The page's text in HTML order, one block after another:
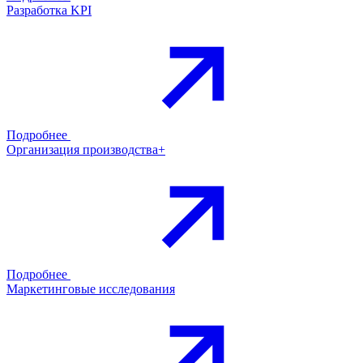
Разработка KPI
Подробнее
Организация производства+
Подробнее
Маркетинговые исследования